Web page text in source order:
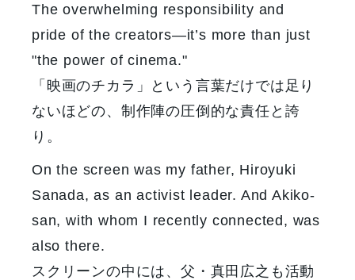
The overwhelming responsibility and
pride of the creators—it’s more than just
"the power of cinema."
「映画のチカラ」という言葉だけでは足り
ないほどの、制作陣の圧倒的な責任と誇
り。
On the screen was my father, Hiroyuki
Sanada, as an activist leader. And Akiko-
san, with whom I recently connected, was
also there.
スクリーンの中には、父・真田広之も活動